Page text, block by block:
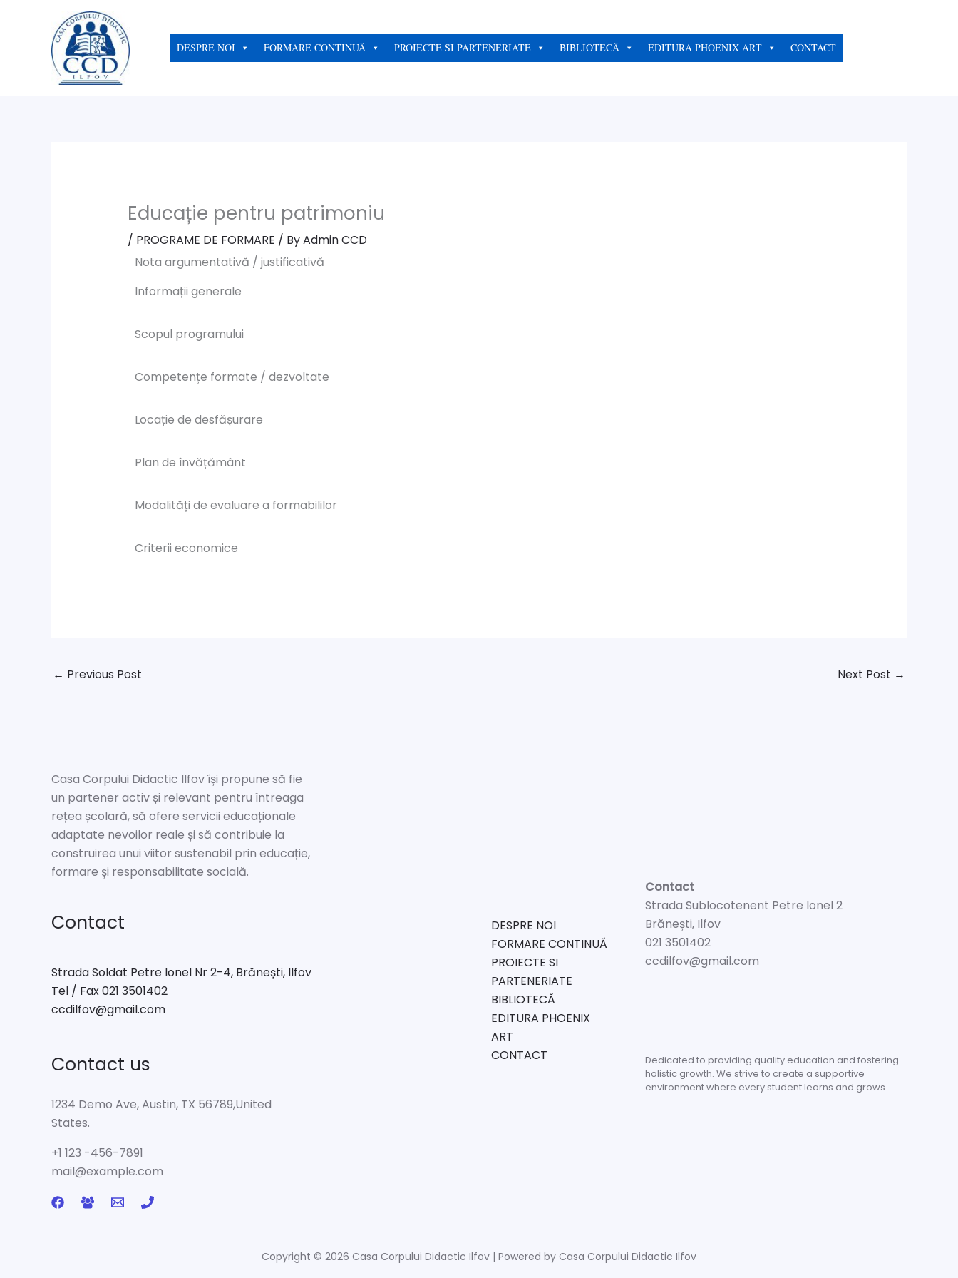
DESPRE NOI FORMARE CONTINUĂ PROIECTE SI PARTENERIATE BIBLIOTECĂ EDITURA PHOENIX ART CONTACT
Educație pentru patrimoniu
/ PROGRAME DE FORMARE / ByAdmin CCD
Nota argumentativă / justificativă
Informații generale
Scopul programului
Competențe formate / dezvoltate
Locație de desfășurare
Plan de învățământ
Modalități de evaluare a formabililor
Criterii economice
← Previous Post Next Post →
Casa Corpului Didactic Ilfov își propune să fie
un partener activ și relevant pentru întreaga
rețea școlară, să ofere servicii educaționale
adaptate nevoilor reale și să contribuie la
construirea unui viitor sustenabil prin educație,
formare și responsabilitate socială.
Contact
Strada Soldat Petre Ionel Nr 2-4, Brănești, Ilfov
Tel / Fax 021 3501402
ccdilfov@gmail.com
Contact us
1234 Demo Ave, Austin, TX 56789,United
States.
+1 123 -456-7891
mail@example.com
DESPRE NOI
FORMARE CONTINUĂ
PROIECTE SI
PARTENERIATE
BIBLIOTECĂ
EDITURA PHOENIX
ART
CONTACT
Contact
Strada Sublocotenent Petre Ionel 2
Brănești, Ilfov
021 3501402
ccdilfov@gmail.com
Dedicated to providing quality education and fostering
holistic growth. We strive to create a supportive
environment where every student learns and grows.
Copyright © 2026 Casa Corpului Didactic Ilfov | Powered by Casa Corpului Didactic Ilfov